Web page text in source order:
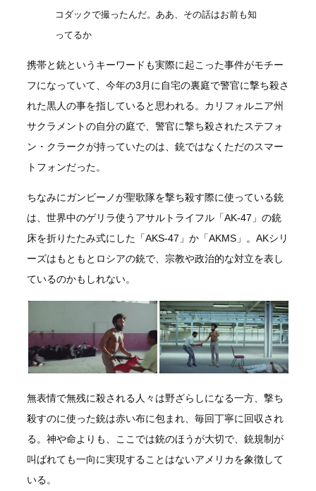
コダックで撮ったんだ。ああ、その話はお前も知
ってるか
携帯と銃というキーワードも実際に起こった事件がモチー
フになっていて、今年の3月に自宅の裏庭で警官に撃ち殺さ
れた黒人の事を指していると思われる。カリフォルニア州
サクラメントの自分の庭で、警官に撃ち殺されたステフォ
ン・クラークが持っていたのは、銃ではなくただのスマー
トフォンだった。
ちなみにガンビーノが聖歌隊を撃ち殺す際に使っている銃
は、世界中のゲリラ使うアサルトライフル「AK-47」の銃
床を折りたたみ式にした「AKS-47」か「AKMS」。AKシリ
ーズはもともとロシアの銃で、宗教や政治的な対立を表し
ているのかもしれない。
無表情で無残に殺される人々は野ざらしになる一方、撃ち
殺すのに使った銃は赤い布に包まれ、毎回丁寧に回収され
る。神や命よりも、ここでは銃のほうが大切で、銃規制が
叫ばれても一向に実現することはないアメリカを象徴して
いる。